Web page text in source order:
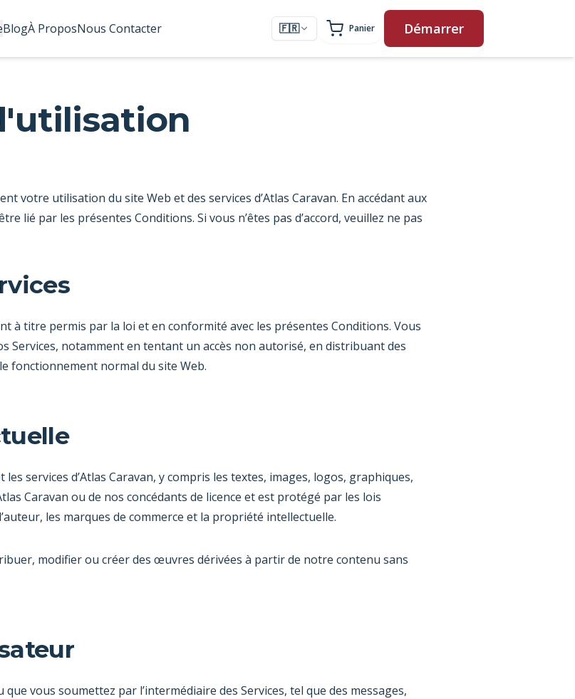
BlogÀ ProposNous Contacter 🇫🇷
Français Panier Démarrer
votre utilisation du site Web et des services d’Atlas Caravan. En accédant aux
lié par les présentes Conditions. Si vous n’êtes pas d’accord, veuillez ne pas
à titre permis par la loi et en conformité avec les présentes Conditions. Vous
Services, notamment en tentant un accès non autorisé, en distribuant des
fonctionnement normal du site Web.
services d’Atlas Caravan, y compris les textes, images, logos, graphiques,
Caravan ou de nos concédants de licence et est protégé par les lois
les marques de commerce et la propriété intellectuelle.
modifier ou créer des œuvres dérivées à partir de notre contenu sans
vous soumettez par l’intermédiaire des Services, tel que des messages,